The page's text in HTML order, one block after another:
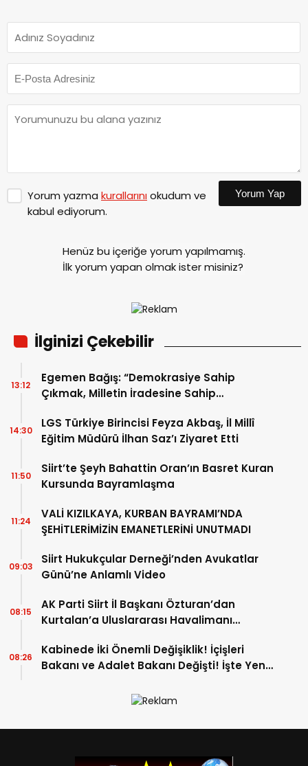
Yorum yazma kurallarınıokudum ve
kabul ediyorum.
Yorum Yap
Henüz bu içeriğe yorum yapılmamış.
İlk yorum yapan olmak ister misiniz?
İlginizi Çekebilir
Egemen Bağış: “Demokrasiye Sahip
Çıkmak, Milletin İradesine Sahip
13:12
LGS Türkiye Birincisi Feyza Akbaş, İl Millî
Eğitim Müdürü İlhan Saz’ı Ziyaret Etti
14:30
Siirt’te Şeyh Bahattin Oran’ın Basret Kuran
Kursunda Bayramlaşma
11:50
VALİ KIZILKAYA, KURBAN BAYRAMI’NDA
ŞEHİTLERİMİZİN EMANETLERİNİ UNUTMADI
11:24
Siirt Hukukçular Derneği’nden Avukatlar
Günü’ne Anlamlı Video
09:03
AK Parti Siirt İl Başkanı Özturan’dan
Kurtalan’a Uluslararası Havalimanı
08:15
Kabinede İki Önemli Değişiklik! İçişleri
Bakanı ve Adalet Bakanı Değişti! İşte Yeni
08:26